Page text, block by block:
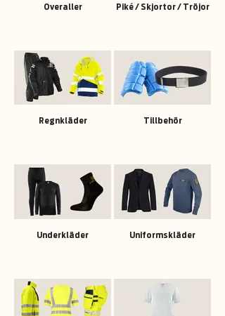
Overaller Piké / Skjortor / Tröjor
Regnkläder Tillbehör
Underkläder Uniformskläder